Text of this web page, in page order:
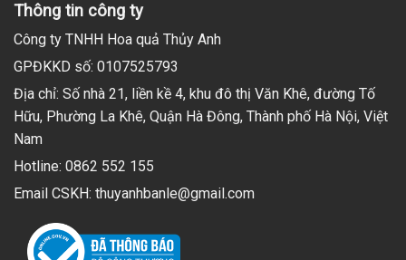
Thông tin công ty
Công ty TNHH Hoa quả Thủy Anh
GPĐKKD số: 0107525793
Địa chỉ: Số nhà 21, liền kề 4, khu đô thị Văn Khê, đường Tố
Hữu, Phường La Khê, Quận Hà Đông, Thành phố Hà Nội, Việt
Nam
Hotline: 0862 552 155
Email CSKH: thuyanhbanle@gmail.com